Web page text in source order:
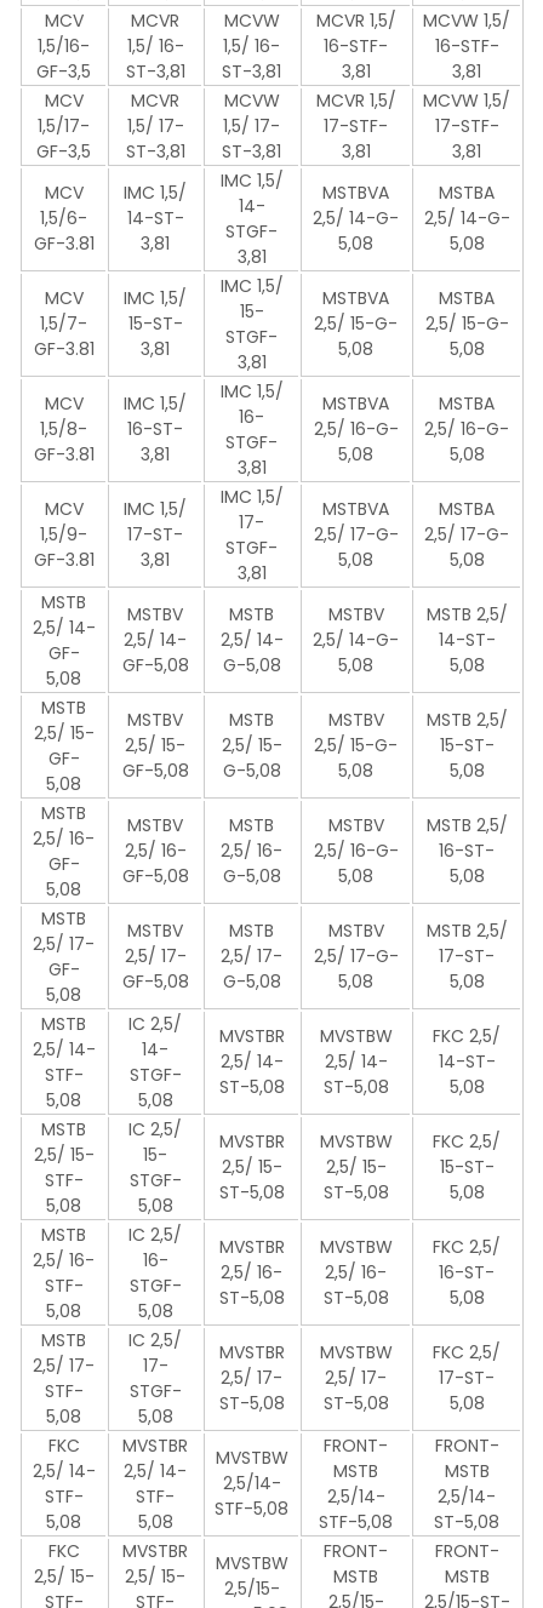
MCV
1,5/16-
GF-3,5
MCVR
1,5/ 16-
ST-3,81
MCVW
1,5/ 16-
ST-3,81
MCVR 1,5/
16-STF-
3,81
MCVW 1,5/
16-STF-
3,81
MCV
1,5/17-
GF-3,5
MCVR
1,5/ 17-
ST-3,81
MCVW
1,5/ 17-
ST-3,81
MCVR 1,5/
17-STF-
3,81
MCVW 1,5/
17-STF-
3,81
MCV
1,5/6-
GF-3.81
IMC 1,5/
14-ST-
3,81
IMC 1,5/
14-
STGF-
3,81
MSTBVA
2,5/ 14-G-
5,08
MSTBA
2,5/ 14-G-
5,08
MCV
1,5/7-
GF-3.81
IMC 1,5/
15-ST-
3,81
IMC 1,5/
15-
STGF-
3,81
MSTBVA
2,5/ 15-G-
5,08
MSTBA
2,5/ 15-G-
5,08
MCV
1,5/8-
GF-3.81
IMC 1,5/
16-ST-
3,81
IMC 1,5/
16-
STGF-
3,81
MSTBVA
2,5/ 16-G-
5,08
MSTBA
2,5/ 16-G-
5,08
MCV
1,5/9-
GF-3.81
IMC 1,5/
17-ST-
3,81
IMC 1,5/
17-
STGF-
3,81
MSTBVA
2,5/ 17-G-
5,08
MSTBA
2,5/ 17-G-
5,08
MSTB
2,5/ 14-
GF-
5,08
MSTBV
2,5/ 14-
GF-5,08
MSTB
2,5/ 14-
G-5,08
MSTBV
2,5/ 14-G-
5,08
MSTB 2,5/
14-ST-
5,08
MSTB
2,5/ 15-
GF-
5,08
MSTBV
2,5/ 15-
GF-5,08
MSTB
2,5/ 15-
G-5,08
MSTBV
2,5/ 15-G-
5,08
MSTB 2,5/
15-ST-
5,08
MSTB
2,5/ 16-
GF-
5,08
MSTBV
2,5/ 16-
GF-5,08
MSTB
2,5/ 16-
G-5,08
MSTBV
2,5/ 16-G-
5,08
MSTB 2,5/
16-ST-
5,08
MSTB
2,5/ 17-
GF-
5,08
MSTBV
2,5/ 17-
GF-5,08
MSTB
2,5/ 17-
G-5,08
MSTBV
2,5/ 17-G-
5,08
MSTB 2,5/
17-ST-
5,08
MSTB
2,5/ 14-
STF-
5,08
IC 2,5/
14-
STGF-
5,08
MVSTBR
2,5/ 14-
ST-5,08
MVSTBW
2,5/ 14-
ST-5,08
FKC 2,5/
14-ST-
5,08
MSTB
2,5/ 15-
STF-
5,08
IC 2,5/
15-
STGF-
5,08
MVSTBR
2,5/ 15-
ST-5,08
MVSTBW
2,5/ 15-
ST-5,08
FKC 2,5/
15-ST-
5,08
MSTB
2,5/ 16-
STF-
5,08
IC 2,5/
16-
STGF-
5,08
MVSTBR
2,5/ 16-
ST-5,08
MVSTBW
2,5/ 16-
ST-5,08
FKC 2,5/
16-ST-
5,08
MSTB
2,5/ 17-
STF-
5,08
IC 2,5/
17-
STGF-
5,08
MVSTBR
2,5/ 17-
ST-5,08
MVSTBW
2,5/ 17-
ST-5,08
FKC 2,5/
17-ST-
5,08
FKC
2,5/ 14-
STF-
5,08
MVSTBR
2,5/ 14-
STF-
5,08
MVSTBW
2,5/14-
STF-5,08
FRONT-
MSTB
2,5/14-
STF-5,08
FRONT-
MSTB
2,5/14-
ST-5,08
FKC
2,5/ 15-
STF-
MVSTBR
2,5/ 15-
STF-
MVSTBW
2,5/15-
FRONT-
MSTB
2,5/15-
FRONT-
MSTB
2,5/15-ST-